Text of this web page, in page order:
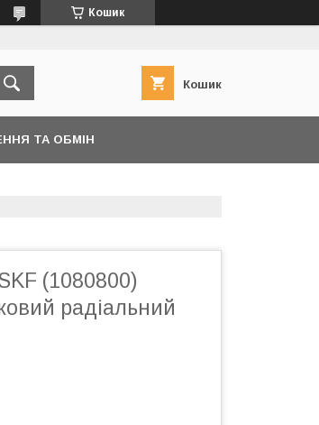
Кошик
Кошик
ТА ОБМІН
(1080800)
радіальний